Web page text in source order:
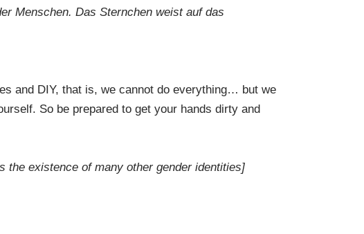
Menschen. Das Sternchen weist auf das
and DIY, that is, we cannot do everything… but we
So be prepared to get your hands dirty and
the existence of many other gender identities]